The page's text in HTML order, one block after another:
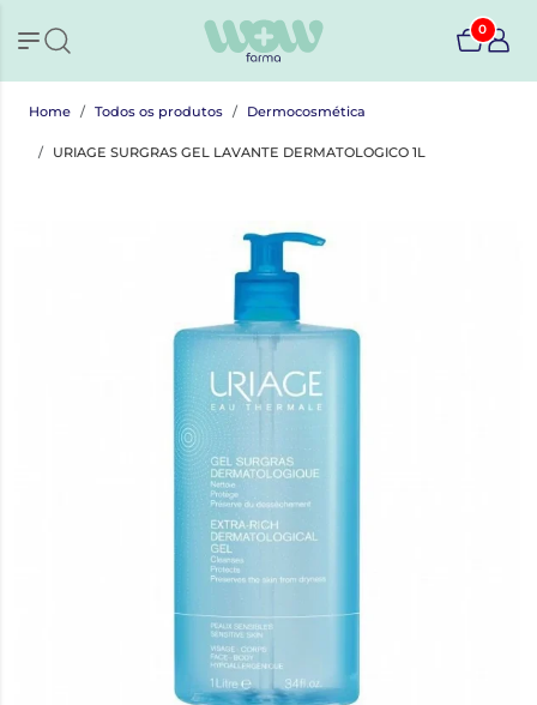
0
Home Todos os produtos Dermocosmética
URIAGE SURGRAS GEL LAVANTE DERMATOLOGICO 1L